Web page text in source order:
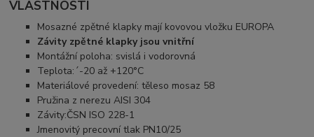
VLASTNOSTI
Mosazné zpětné klapky mají kovovou vložku EUROPA
Závity zpětné klapky jsou vnitřní
Montážní poloha: svislá i vodorovná
Teplota:´-20 až +120°C
Materiálové provedení: těleso mosaz 58
Pružina z nerezu AISI 304
Závity:ČSN ISO 228-1
Jmenovitý precovní tlak PN10/25